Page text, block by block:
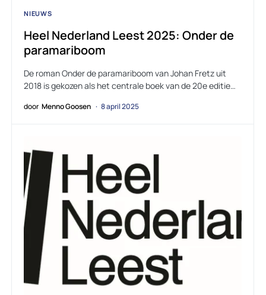
NIEUWS
Heel Nederland Leest 2025: Onder de
paramariboom
De roman Onder de paramariboom van Johan Fretz uit
2018 is gekozen als het centrale boek van de 20e editie…
door Menno Goosen 8 april 2025